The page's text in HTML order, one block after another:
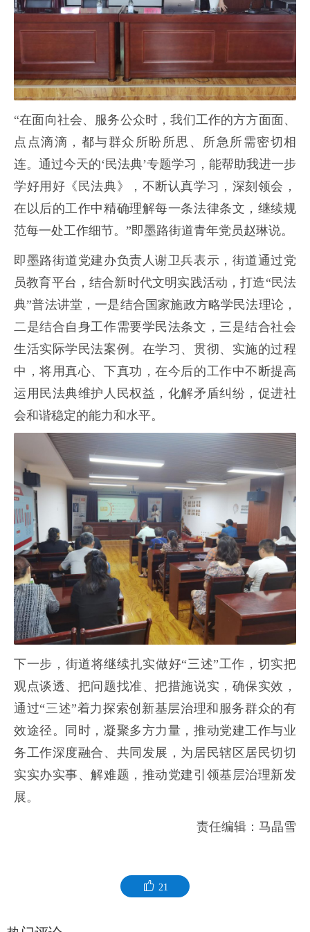
“在面向社会、服务公众时，我们工作的方方面面、
点点滴滴，都与群众所盼所思、所急所需密切相
连。通过今天的‘民法典’专题学习，能帮助我进一步
学好用好《民法典》，不断认真学习，深刻领会，
在以后的工作中精确理解每一条法律条文，继续规
范每一处工作细节。”即墨路街道青年党员赵琳说。
即墨路街道党建办负责人谢卫兵表示，街道通过党
员教育平台，结合新时代文明实践活动，打造“民法
典”普法讲堂，一是结合国家施政方略学民法理论，
二是结合自身工作需要学民法条文，三是结合社会
生活实际学民法案例。在学习、贯彻、实施的过程
中，将用真心、下真功，在今后的工作中不断提高
运用民法典维护人民权益，化解矛盾纠纷，促进社
会和谐稳定的能力和水平。
下一步，街道将继续扎实做好“三述”工作，切实把
观点谈透、把问题找准、把措施说实，确保实效，
通过“三述”着力探索创新基层治理和服务群众的有
效途径。同时，凝聚多方力量，推动党建工作与业
务工作深度融合、共同发展，为居民辖区居民切切
实实办实事、解难题，推动党建引领基层治理新发
展。
责任编辑：马晶雪
21